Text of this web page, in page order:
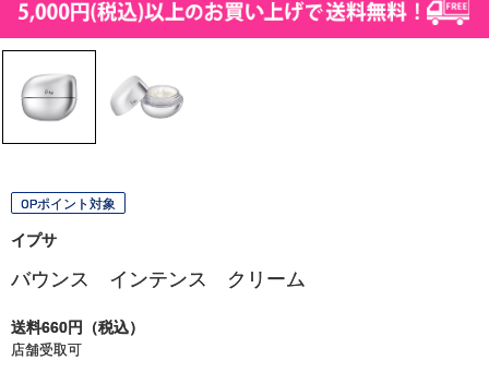
OPポイント対象
イプサ
バウンス インテンス クリーム
送料660円（税込）
店舗受取可